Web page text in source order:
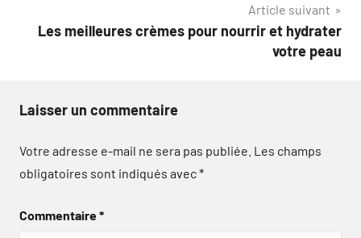
Article suivant
Les meilleures crèmes pour nourrir et hydrater
votre peau
Laisser un commentaire
Votre adresse e-mail ne sera pas publiée. Les champs
obligatoires sont indiqués avec*
Commentaire*